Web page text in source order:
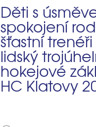
Děti s
spokojení
šťastní
lidský
hokejové
HC Klatovy